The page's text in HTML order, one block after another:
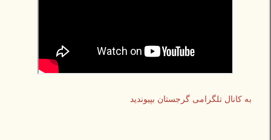
به کانال تلگرامی گرجستان بپیوندید